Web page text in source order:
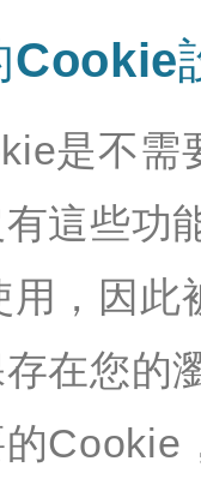
Cookie
是不
這些功
，因
在您的